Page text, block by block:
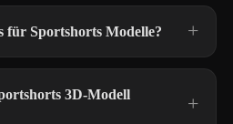
für Sportshorts Modelle?
3D-Modell